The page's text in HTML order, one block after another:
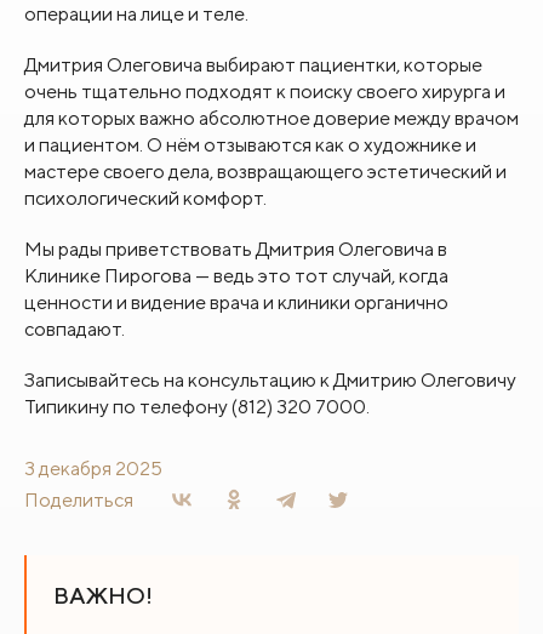
операции на лице и теле.
Дмитрия Олеговича выбирают пациентки, которые
очень тщательно подходят к поиску своего хирурга и
для которых важно абсолютное доверие между врачом
и пациентом. О нём отзываются как о художнике и
мастере своего дела, возвращающего эстетический и
психологический комфорт.
Мы рады приветствовать Дмитрия Олеговича в
Клинике Пирогова — ведь это тот случай, когда
ценности и видение врача и клиники органично
совпадают.
Записывайтесь на консультацию к Дмитрию Олеговичу
Типикину по телефону (812) 320 7000.
3 декабря 2025
Поделиться
ВАЖНО!